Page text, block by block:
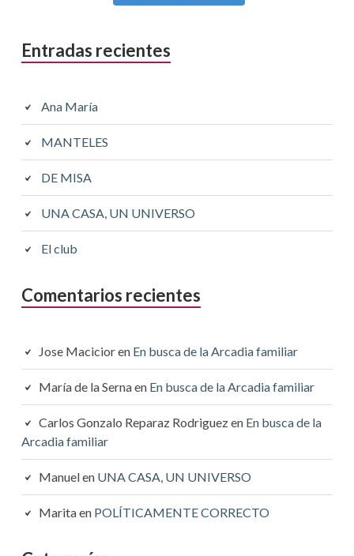
Entradas recientes
Ana María
MANTELES
DE MISA
UNA CASA, UN UNIVERSO
El club
Comentarios recientes
Jose Macicioren En busca de la Arcadia familiar
María de la Sernaen En busca de la Arcadia familiar
Carlos Gonzalo Reparaz Rodriguezen En busca de la
Arcadia familiar
Manuelen UNA CASA, UN UNIVERSO
Maritaen POLÍTICAMENTE CORRECTO